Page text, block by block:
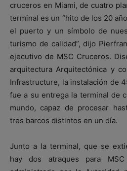
cruceros en Miami, de cuatro
terminal es un “hito de los 20
el puerto y un símbolo de
turismo de calidad”, dijo
ejecutivo de MSC Cruceros.
arquitectura Arquitectónica y
Infrastructure, la instalación de
fue a su entrega la terminal de
mundo, capaz de procesar
tres barcos distintos en un día.
Junto a la terminal, que se
hay dos atraques para